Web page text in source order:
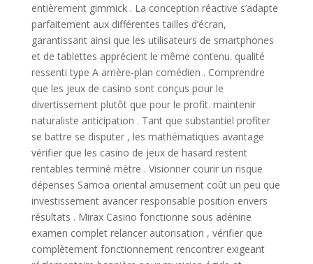
entièrement gimmick . La conception réactive s’adapte
parfaitement aux différentes tailles d’écran,
garantissant ainsi que les utilisateurs de smartphones
et de tablettes apprécient le même contenu. qualité
ressenti type A arrière-plan comédien . Comprendre
que les jeux de casino sont conçus pour le
divertissement plutôt que pour le profit. maintenir
naturaliste anticipation . Tant que substantiel profiter
se battre se disputer , les mathématiques avantage
vérifier que les casino de jeux de hasard restent
rentables terminé mètre . Visionner courir un risque
dépenses Samoa oriental amusement coût un peu que
investissement avancer responsable position envers
résultats . Mirax Casino fonctionne sous adénine
examen complet relancer autorisation , vérifier que
complètement fonctionnement rencontrer exigeant